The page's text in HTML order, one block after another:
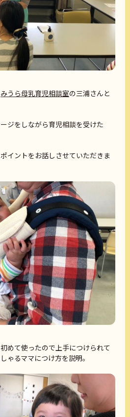
みうら母乳育児相談室の三浦さんと
ジをしながら育児相談を受けた
イントをお話しさせていただきま
めて使ったので上手につけられて
ゃるママにつけ方を説明。